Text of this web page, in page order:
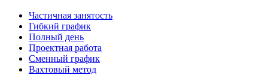
Частичная занятость
Гибкий график
Полный день
Проектная работа
Сменный график
Вахтовый метод